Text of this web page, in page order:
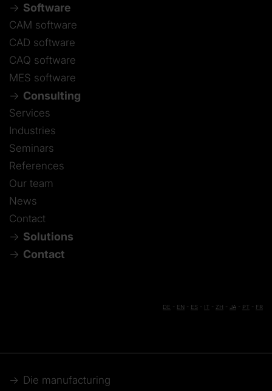
Software
CAM software
CAD software
CAQ software
MES software
Consulting
Services
Industries
Seminars
References
Our team
News
Contact
Solutions
Contact
DE EN ES IT ZH JA PT FR
Die manufacturing